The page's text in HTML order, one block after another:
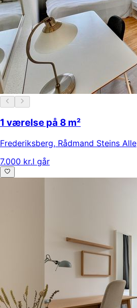
1 værelse på 8 m²
Frederiksberg, Rådmand Steins Alle
7.000 kr.I går